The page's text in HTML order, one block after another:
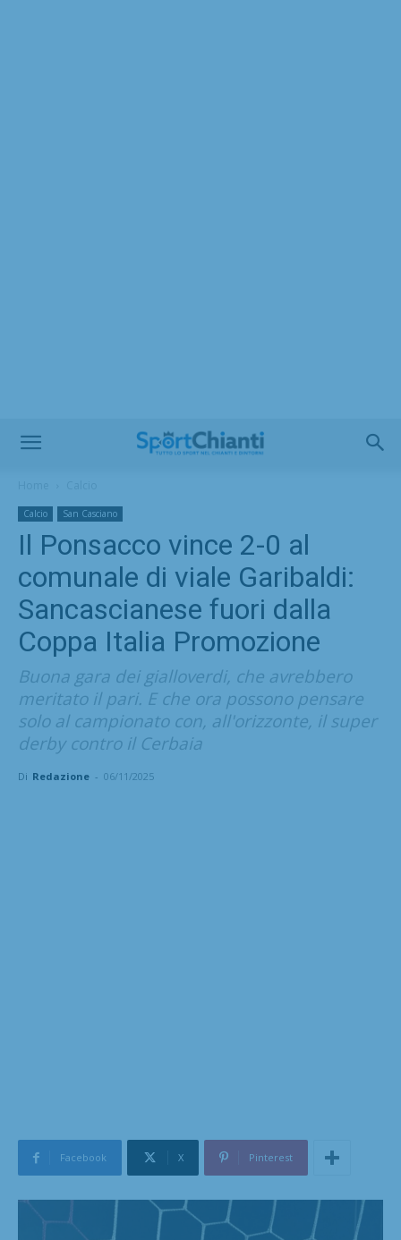
Calcio San Casciano
Il Ponsacco vince 2-0 al
comunale di viale Garibaldi:
Sancascianese fuori dalla
Coppa Italia Promozione
Buona gara dei gialloverdi, che avrebbero
meritato il pari. E che ora possono pensare
solo al campionato con, all'orizzonte, il super
derby contro il Cerbaia
Di Redazione - 06/11/2025
Facebook X Pinterest